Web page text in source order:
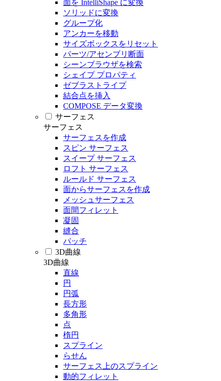
面を IntelliShape に変換
ソリッドに変換
グループ化
アンカーを移動
サイズボックスをリセット
パーツ/アセンブリ断面
シーンブラウザを検索
シェイプ プロパティ
ゼブラストライプ
結合点を挿入
COMPOSE データ変換
サーフェス
サーフェス
サーフェスを作成
スピン サーフェス
スイープ サーフェス
ロフト サーフェス
ルールド サーフェス
面からサーフェスを作成
メッシュサーフェス
面間フィレット
凝固
縫合
パッチ
3D曲線
3D曲線
直線
円
円弧
長方形
多角形
点
楕円
スプライン
らせん
サーフェス上のスプライン
動的フィレット